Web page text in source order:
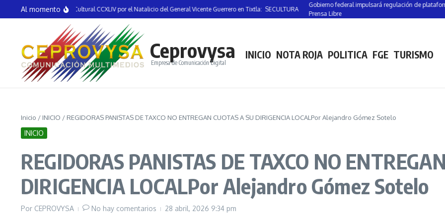
Saltar al contenido
Al momento
la Semana Cultural CCXLIV por el Natalicio del General Vicente Guerrero en Tixtla: SECULTURA
Gobierno federal impulsará regulación de plataformas
Prensa Libre
Ceprovysa
Empresa de Comunicación Digital
INICIO NOTA ROJA POLITICA FGE TURISMO
Inicio / INICIO / REGIDORAS PANISTAS DE TAXCO NO ENTREGAN CUOTAS A SU DIRIGENCIA LOCALPor Alejandro Gómez Sotelo
INICIO
REGIDORAS PANISTAS DE TAXCO NO
DIRIGENCIA LOCALPor Alejandro Gómez Sotelo
Por CEPROVYSA No hay comentarios 28 abril, 2026 9:34 pm